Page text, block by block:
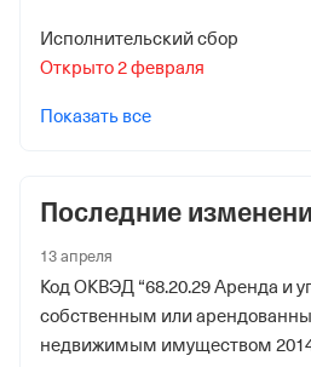
Исполнительский сбор
Открыто 2 февраля
Показать все
Последние
13 апреля
Код ОКВЭД “68.20.29 Аренда и
собственным или
недвижимым имуществом